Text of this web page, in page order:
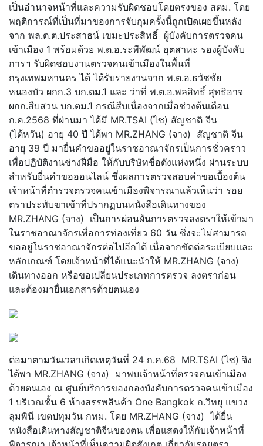
เป็นอำนาจหน้าที่และความรับผิดชอบโดยตรงของ สตม. โดย
พฤติการณ์ที่เป็นที่มาของการจับกุมครั้งนี้ถูกเปิดเผยขึ้นหลัง
จาก พล.ต.ต.ประสาธน์ เขมะประสิทธิ์ ผู้บังคับการตรวจคน
เข้าเมือง 1 พร้อมด้วย พ.ต.อ.ระพีพัฒน์ อุตสาหะ รองผู้บังคับ
การฯ รับผิดชอบงานตรวจคนเข้าเมืองในพื้นที่
กรุงเทพมหานคร ได้ ได้รับรายงานจาก พ.ต.อ.ธวัชชัย
หนองบัว ผกก.3 บก.ตม.1 และ ว่าที่ พ.ต.อ.พลสิทธิ์ สุทธิอาจ
ผกก.สืบสวน บก.ตม.1 กรณีสืบเนื่องจากเมื่อช่วงต้นเดือน
ก.ค.2568 ที่ผ่านมา ได้มี MR.TSAI (ไซ) สัญชาติ จีน
(ไต้หวัน) อายุ 40 ปี ได้พา MR.ZHANG (จาง) สัญชาติ จีน
อายุ 39 ปี มายื่นคำขออยู่ในราชอาณาจักรเป็นการชั่วคราว
เพื่อปฏิบัติงานช่างฝีมือ ให้กับบริษัทชื่อดังแห่งหนึ่ง ผ่านระบบ
สำหรับยื่นคำขอออนไลน์ ซึ่งผลการตรวจสอบคำขอเบื้องต้น
เจ้าหน้าที่ตำรวจตรวจคนเข้าเมืองพิจารณาแล้วเห็นว่า รอย
ตราประทับขาเข้าที่ปรากฏบนหนังสือเดินทางของ
MR.ZHANG (จาง) เป็นการผ่อนผันการตรวจลงตราให้เข้ามา
ในราชอาณาจักรเพื่อการท่องเที่ยว 60 วัน ซึ่งจะไม่สามารถ
ขออยู่ในราชอาณาจักรต่อไปอีกได้ เนื่อจากขัดต่อระเบียบและ
หลักเกณฑ์ โดยเจ้าหน้าที่ได้แนะนำให้ MR.ZHANG (จาง)
เดินทางออก หรือขอเปลี่ยนประเภทการตรวจ ลงตราก่อน
และต้องมายื่นเอกสารด้วยตนเอง
ต่อมาตามวันเวลาเกิดเหตุวันที่ 24 ก.ค.68 MR.TSAI (ไซ) จึง
ได้พา MR.ZHANG (จาง) มาพบเจ้าหน้าที่ตรวจคนเข้าเมือง
ด้วยตนเอง ณ ศูนย์บริการของกองบังคับการตรวจคนเข้าเมือง
1 บริเวณชั้น 6 ห้างสรรพสินค้า One Bangkok ถ.วิทยุ แขวง
ลุมพินี เขตปทุมวัน กทม. โดย MR.ZHANG (จาง) ได้ยื่น
หนังสือเดินทางสัญชาติจีนของตน เพื่อแสดงให้กับเจ้าหน้าที่